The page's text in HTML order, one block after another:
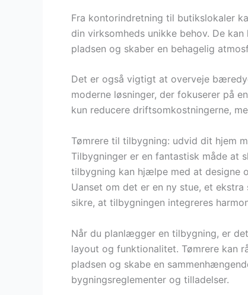
Fra kontorindretning til butikslokaler
din virksomheds unikke behov. De
pladsen og skaber en behagelig
Det er også vigtigt at overveje
moderne løsninger, der fokuserer på
kun reducere driftsomkostningerne,
Tømrere til tilbygning: udvid dit hjem
Tilbygninger er en fantastisk måde at
tilbygning kan hjælpe med at designe
Uanset om det er en ny stue, et
sikre, at tilbygningen integreres
Når du planlægger en tilbygning, er
layout og funktionalitet. Tømrere kan
pladsen og skabe en
bygningsreglementer og tilladelser.